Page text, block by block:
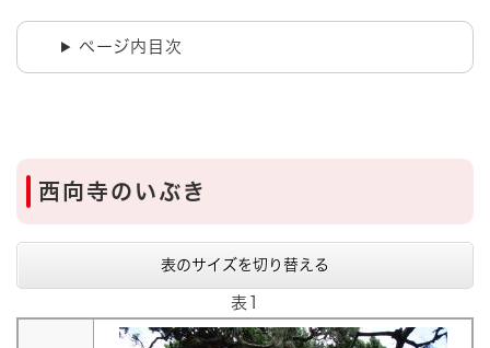
背景色変更 白 黒 青
ページ内目次
西向寺のいぶき
表のサイズを切り替える
表1